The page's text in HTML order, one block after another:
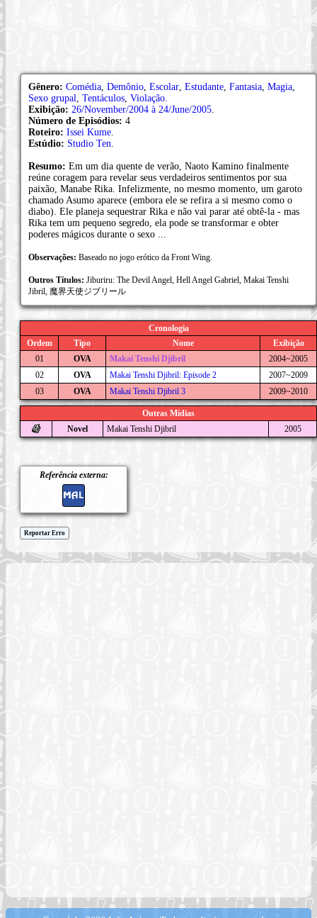
Gênero: Comédia Demônio Escolar Estudante Fantasia Magia
Sexo grupal
Tentáculos Violação
Exibição: 26/November/2004 à 24/June/2005
Número de Episódios: 4
Roteiro: Issei Kume
Estúdio: Studio Ten
Resumo: Em um dia quente de verão, Naoto Kamino finalmente
reúne coragem para revelar seus verdadeiros sentimentos por sua
paixão, Manabe Rika. Infelizmente, no mesmo momento, um garoto
chamado Asumo aparece (embora ele se refira a si mesmo como o
diabo). Ele planeja sequestrar Rika e não vai parar até obtê-la - mas
Rika tem um pequeno segredo, ela pode se transformar e obter
poderes mágicos durante o sexo ...
Observações: Baseado no jogo erótico da Front Wing.
Outros Títulos: Jiburiru: The Devil Angel, Hell Angel Gabriel, Makai Tenshi
Jibril, 魔界天使ジブリール
Cronologia
Ordem
Tipo Nome
Exibição
01
OVA Makai Tenshi Djibril
2004~2005
02
OVA Makai Tenshi Djibril: Episode 2
2007~2009
03
OVA Makai Tenshi Djibril 3 2009~2010
Outras Mídias
Novel
Makai Tenshi Djibril 2005
Referência externa:
Reportar Erro